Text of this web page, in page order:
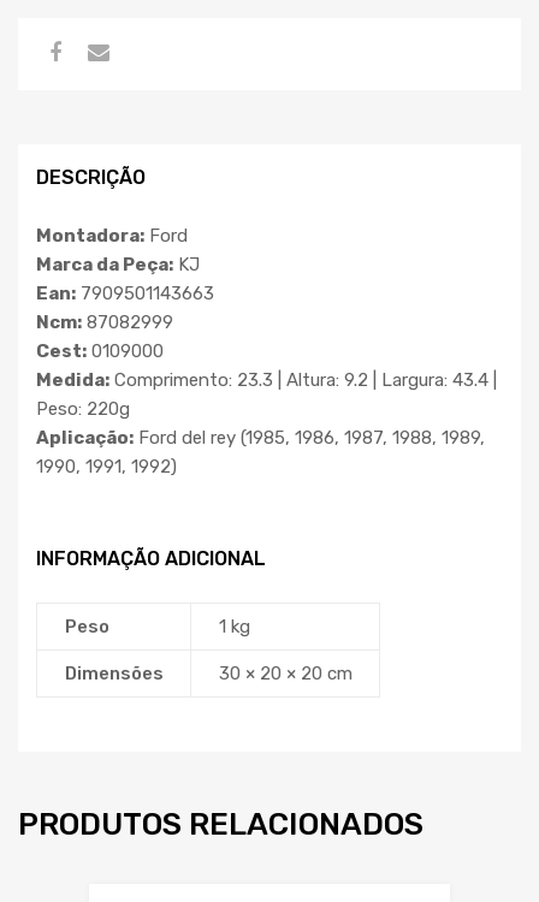
DESCRIÇÃO
Montadora: Ford
Marca da Peça: KJ
Ean: 7909501143663
Ncm: 87082999
Cest: 0109000
Medida: Comprimento: 23.3 | Altura: 9.2 | Largura: 43.4 |
Peso: 220g
Aplicação: Ford del rey (1985, 1986, 1987, 1988, 1989,
1990, 1991, 1992)
INFORMAÇÃO ADICIONAL
Peso 1 kg
Dimensões 30 × 20 × 20 cm
PRODUTOS RELACIONADOS